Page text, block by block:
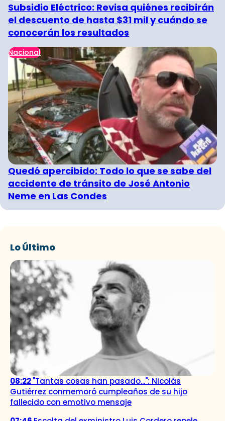
Subsidio Eléctrico: Revisa quiénes recibirán
el descuento de hasta $31 mil y cuándo se
conocerán los resultados
Nacional
Quedó apercibido: Todo lo que se sabe del
accidente de tránsito de José Antonio
Neme en Las Condes
Lo Último
08:22"Tantas cosas han pasado...": Nicolás
Gutiérrez conmemoró cumpleaños de su hijo
fallecido con emotivo mensaje